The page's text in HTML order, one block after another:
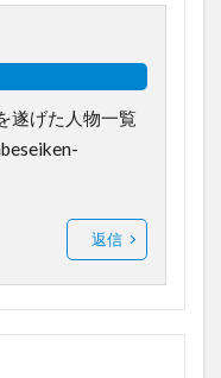
遂げた人物一覧
返信